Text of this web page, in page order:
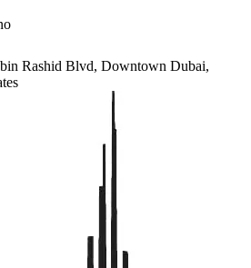
Rashid Blvd, Downtown Dubai,